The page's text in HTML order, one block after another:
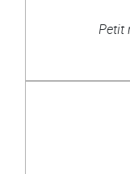
Petit